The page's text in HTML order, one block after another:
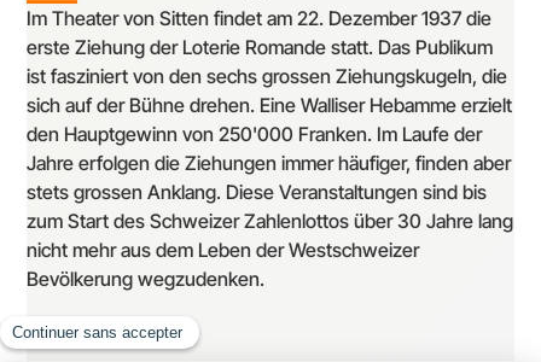
Im Theater von Sitten findet am 22. Dezember 1937 die
erste Ziehung der Loterie Romande statt. Das Publikum
ist fasziniert von den sechs grossen Ziehungskugeln, die
sich auf der Bühne drehen. Eine Walliser Hebamme erzielt
den Hauptgewinn von 250'000 Franken. Im Laufe der
Jahre erfolgen die Ziehungen immer häufiger, finden aber
stets grossen Anklang. Diese Veranstaltungen sind bis
zum Start des Schweizer Zahlenlottos über 30 Jahre lang
nicht mehr aus dem Leben der Westschweizer
Bevölkerung wegzudenken.